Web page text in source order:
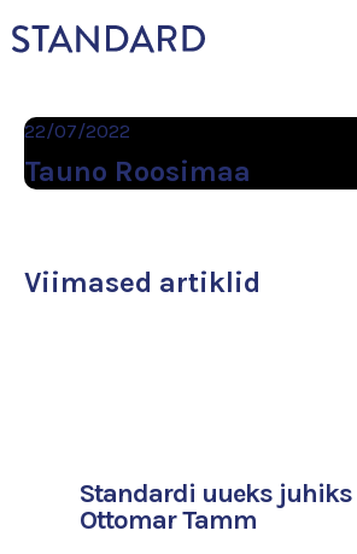
22/07/2022
Tauno Roosimaa
Viimased artiklid
Standardi uueks
Ottomar Tamm